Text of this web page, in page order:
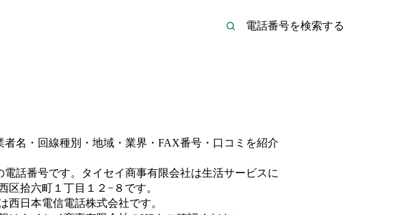
者名・回線種別・地域・業界・FAX番号・口コミを紹介
電話番号です。 タイセイ商事有限会社は生活サービスに
区拾六町１丁目１２−８ です。
西日本電信電話株式会社です。